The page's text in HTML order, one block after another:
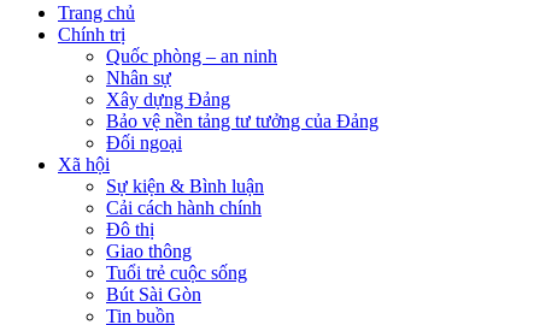
Trang chủ
Chính trị
Quốc phòng – an ninh
Nhân sự
Xây dựng Đảng
Bảo vệ nền tảng tư tưởng của Đảng
Đối ngoại
Xã hội
Sự kiện & Bình luận
Cải cách hành chính
Đô thị
Giao thông
Tuổi trẻ cuộc sống
Bút Sài Gòn
Tin buồn